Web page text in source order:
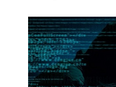
РАЗСЛЕДВАНЕ
БИЗНЕС